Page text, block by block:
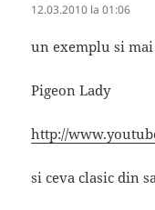
12.03.2010 la 01:06
un exemplu si
Pigeon Lady
http://
si ceva clasic din